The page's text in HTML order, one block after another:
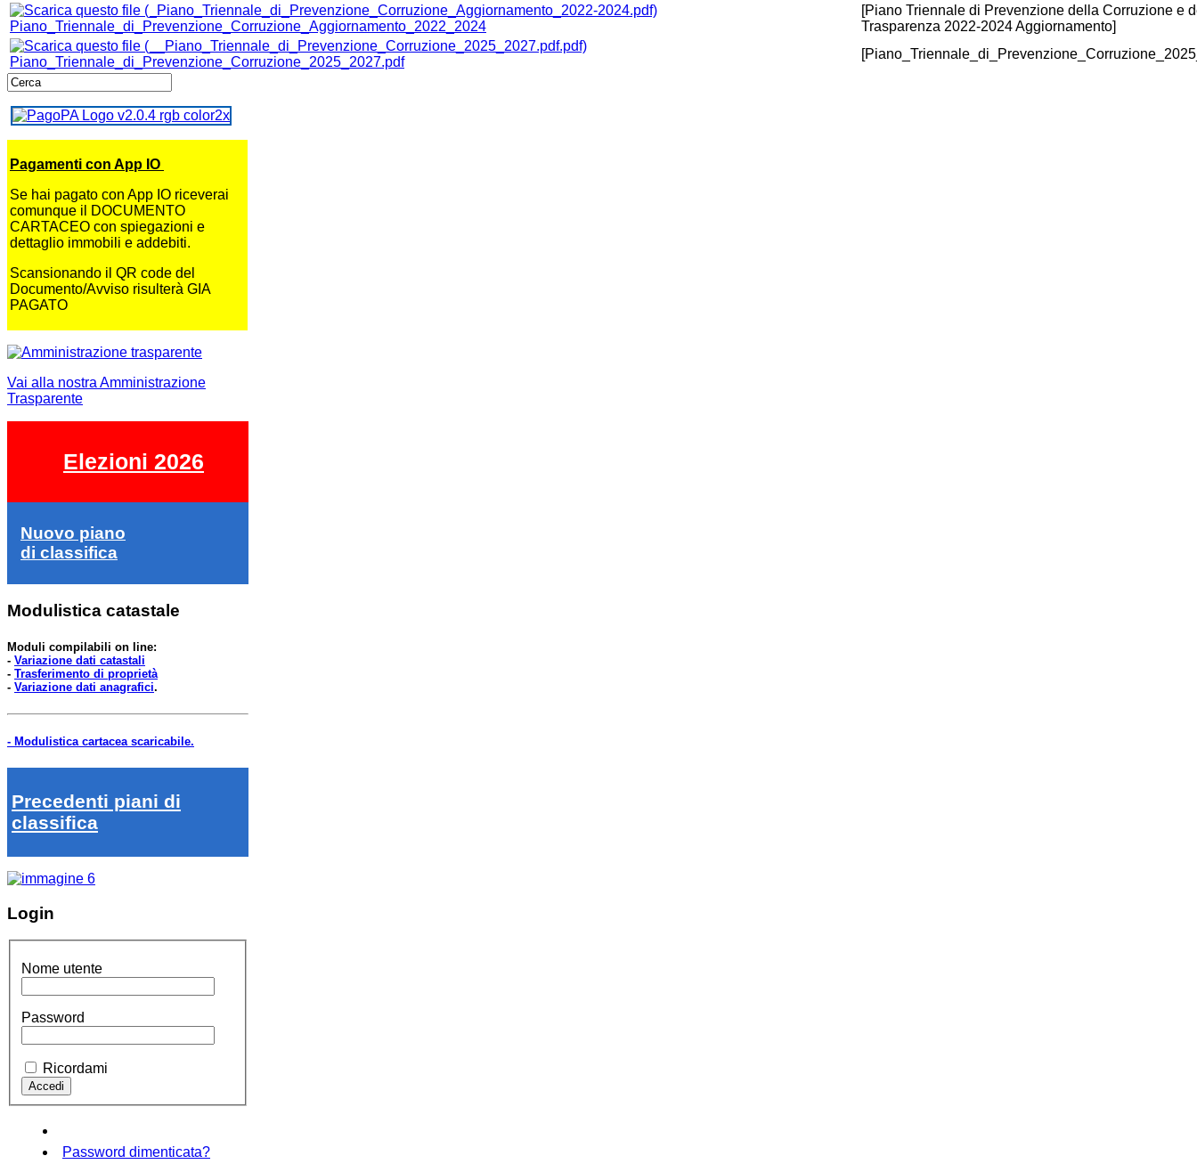
Piano_Triennale_di_Prevenzione_Corruzione_Aggiornamento_2022_2024
[Piano Triennale di Prevenzione della Corruzione e
Trasparenza 2022-2024 Aggiornamento]
Piano_Triennale_di_Prevenzione_Corruzione_2025_2027.pdf
Pagamenti con App IO
Se hai pagato con App IO riceverai
comunque il DOCUMENTO
CARTACEO con spiegazioni e
dettaglio immobili e addebiti.
Scansionando il QR code del
Documento/Avviso risulterà GIA
PAGATO
Vai alla nostra Amministrazione
Trasparente
Elezioni 2026
Nuovo piano
di classifica
Modulistica catastale
Moduli compilabili on line:
- Variazione dati catastali
- Trasferimento di proprietà
- Variazione dati anagrafici.
- Modulistica cartacea scaricabile.
Precedenti piani di
classifica
Login
Nome utente
Password
Ricordami
Password dimenticata?